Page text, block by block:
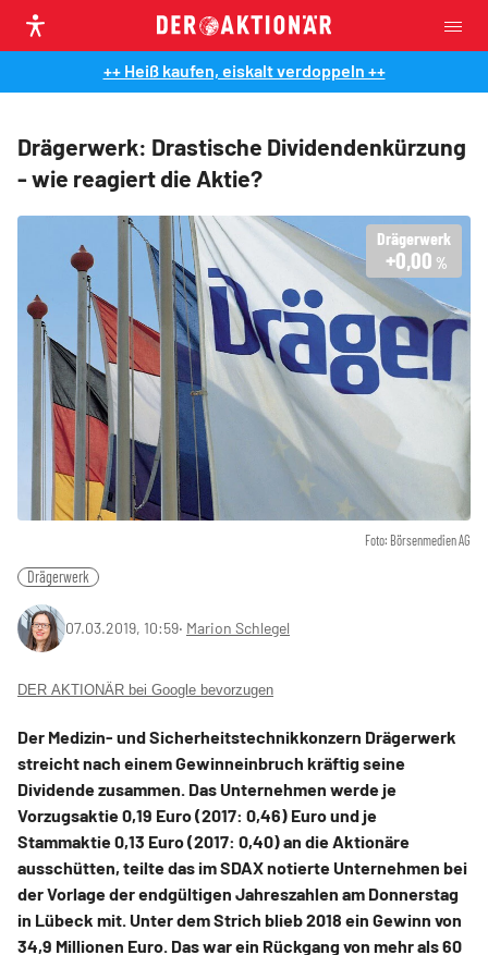
++ Heiß kaufen, eiskalt verdoppeln ++
Drägerwerk: Drastische Dividendenkürzung
- wie reagiert die Aktie?
Foto: Börsenmedien AG
Drägerwerk
+0,00 %
Drägerwerk
07.03.2019, 10:59‧ Marion Schlegel
DER AKTIONÄR bei Google bevorzugen
Der Medizin- und Sicherheitstechnikkonzern Drägerwerk
streicht nach einem Gewinneinbruch kräftig seine
Dividende zusammen. Das Unternehmen werde je
Vorzugsaktie 0,19 Euro (2017: 0,46) Euro und je
Stammaktie 0,13 Euro (2017: 0,40) an die Aktionäre
ausschütten, teilte das im SDAX notierte Unternehmen bei
der Vorlage der endgültigen Jahreszahlen am Donnerstag
in Lübeck mit. Unter dem Strich blieb 2018 ein Gewinn von
34,9 Millionen Euro. Das war ein Rückgang von mehr als 60